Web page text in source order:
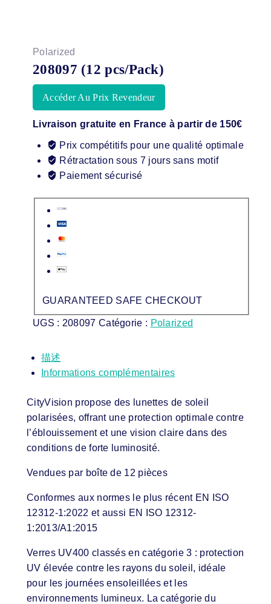
Polarized
208097 (12 pcs/Pack)
Accéder Au Prix Revendeur
Livraison gratuite en France à partir de 150€
Prix compétitifs pour une qualité optimale
Rétractation sous 7 jours sans motif
Paiement sécurisé
GUARANTEED SAFE CHECKOUT
UGS : 208097 Catégorie : Polarized
描述
Informations complémentaires
CityVision propose des lunettes de soleil
polarisées, offrant une protection optimale contre
l’éblouissement et une vision claire dans des
conditions de forte luminosité.
Vendues par boîte de 12 pièces
Conformes aux normes le plus récent EN ISO
12312-1:2022 et aussi EN ISO 12312-
1:2013/A1:2015
Verres UV400 classés en catégorie 3 : protection
UV élevée contre les rayons du soleil, idéale
pour les journées ensoleillées et les
environnements lumineux. La catégorie du